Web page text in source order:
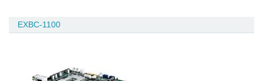
EXBC-1100